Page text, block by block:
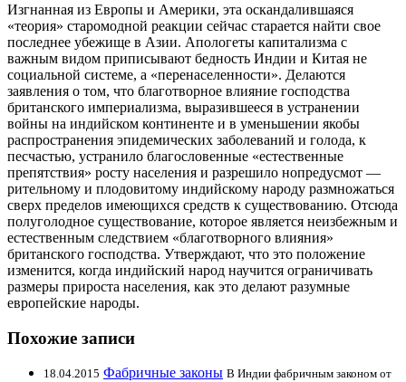
Изгнанная из Европы и Америки, эта оскандалившаяся
«теория» старомодной реакции сейчас старается найти свое
последнее убежище в Азии. Апологеты капитализма с
важным видом приписывают бедность Индии и Китая не
социальной системе, а «перенаселенности». Делаются
заявления о том, что благотворное влияние господства
британского империализма, выразившееся в устранении
войны на индийском континенте и в уменьшении якобы
распространения эпидемических заболеваний и голода, к
песчастью, устранило благословенные «естественные
препятствия» росту населения и разрешило нопредусмот —
рительному и плодовитому индийскому народу размножаться
сверх пределов имеющихся средств к существованию. Отсюда
полуголодное существование, которое является неизбежным и
естественным следствием «благотворного влияния»
британского господства. Утверждают, что это положение
изменится, когда индийский народ научится ограничивать
размеры прироста населения, как это делают разумные
европейские народы.
Похожие записи
18.04.2015 Фабричные законы В Индии фабричным законом от